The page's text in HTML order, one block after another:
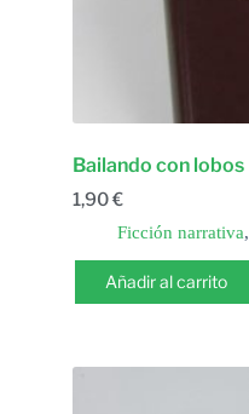
Bailando con lobos
1,90€
Ficción narrativa,
Añadir al carrito